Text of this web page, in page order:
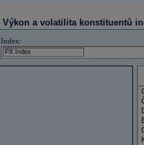
Výkon a volatilita konstituentů
Index: